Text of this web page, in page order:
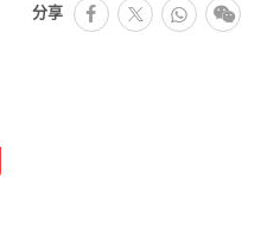
分享 facebook
推特 微